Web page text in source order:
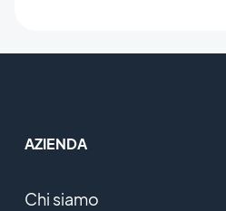
AZIENDA
Chi siamo